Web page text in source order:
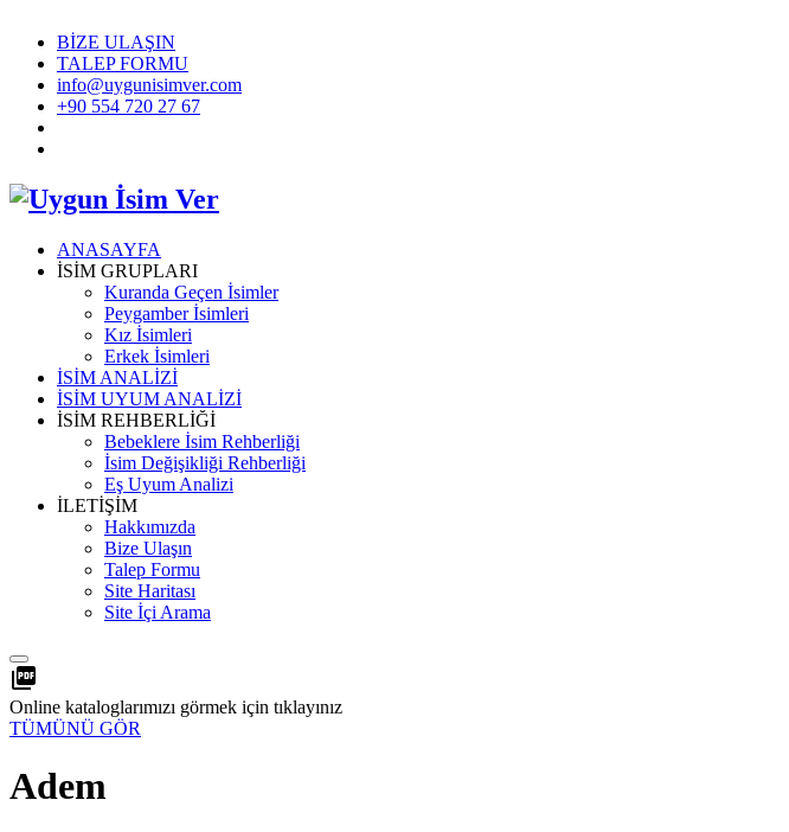
BİZE ULAŞIN
TALEP FORMU
info@uygunisimver.com
+90 554 720 27 67
ANASAYFA
İSİM GRUPLARI
Kuranda Geçen İsimler
Peygamber İsimleri
Kız İsimleri
Erkek İsimleri
İSİM ANALİZİ
İSİM UYUM ANALİZİ
İSİM REHBERLİĞİ
Bebeklere İsim Rehberliği
İsim Değişikliği Rehberliği
Eş Uyum Analizi
İLETİŞİM
Hakkımızda
Bize Ulaşın
Talep Formu
Site Haritası
Site İçi Arama
picture_as_pdf
Online kataloglarımızı görmek için tıklayınız
TÜMÜNÜ GÖR
Adem